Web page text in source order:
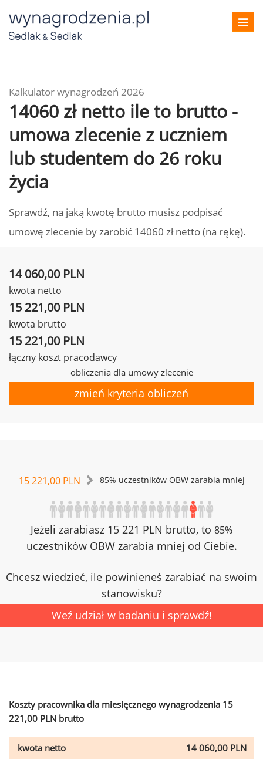
Kalkulator wynagrodzeń 2026
14060 zł netto ile to brutto -
umowa zlecenie z uczniem
lub studentem do 26 roku
życia
Sprawdź, na jaką kwotę brutto musisz podpisać
umowę zlecenie by zarobić 14060 zł netto (na rękę).
14 060,00 PLN
kwota netto
15 221,00 PLN
kwota brutto
15 221,00 PLN
łączny koszt pracodawcy
obliczenia dla umowy zlecenie
zmień kryteria obliczeń
15 221,00 PLN 85% uczestników OBW zarabia mniej
Jeżeli zarabiasz 15 221 PLN brutto, to 85%
uczestników OBW zarabia mniej od Ciebie.
Chcesz wiedzieć, ile powinieneś zarabiać na swoim
stanowisku?
Weź udział w badaniu i sprawdź!
Koszty pracownika dla miesięcznego wynagrodzenia 15
221,00 PLN brutto
kwota netto
14 060,00 PLN